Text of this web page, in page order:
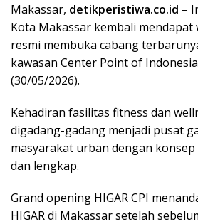
Makassar, detikperistiwa.co.id –
Kota Makassar kembali mendapat
resmi membuka cabang
kawasan Center Point of
(30/05/2026).
Kehadiran fasilitas fitness dan
digadang-gadang menjadi pusat
masyarakat urban dengan
dan lengkap.
Grand opening HIGAR CPI
HIGAR di Makassar setelah